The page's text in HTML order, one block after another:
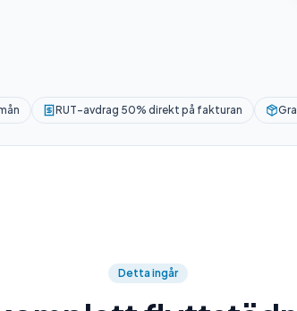
RUT-avdrag 50% direkt på fakturan
Detta ingår